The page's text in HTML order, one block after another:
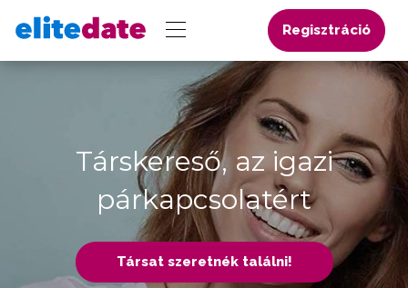
Regisztráció
Társkereső, az igazi
párkapcsolatért
Társat szeretnék találni!